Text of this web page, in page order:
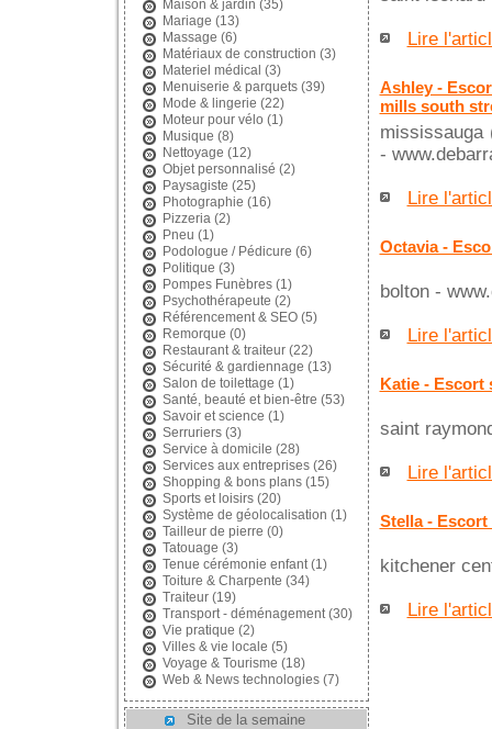
Maison & jardin (35)
Mariage (13)
Massage (6)
Matériaux de construction (3)
Materiel médical (3)
Menuiserie & parquets(39)
Mode & lingerie (22)
Moteur pour vélo (1)
Musique (8)
Nettoyage (12)
Objet personnalisé (2)
Paysagiste (25)
Photographie (16)
Pizzeria (2)
Pneu (1)
Podologue / Pédicure (6)
Politique (3)
Pompes Funèbres(1)
Psychothérapeute (2)
Référencement & SEO(5)
Remorque (0)
Restaurant & traiteur(22)
Sécurité & gardiennage (13)
Salon de toilettage (1)
Santé, beauté et bien-être (53)
Savoir et science (1)
Serruriers(3)
Service à domicile (28)
Services aux entreprises(26)
Shopping & bons plans(15)
Sports et loisirs(20)
Système de géolocalisation (1)
Tailleur de pierre (0)
Tatouage (3)
Tenue cérémonie enfant(1)
Toiture & Charpente (34)
Traiteur(19)
Transport - déménagement(30)
Vie pratique (2)
Villes & vie locale (5)
Voyage & Tourisme (18)
Web & News technologies(7)
Site de la semaine
Lire
Ashley -
mills south
mississauga
-
Lire
Octavia -
bolton -
Lire
Katie - Escort
saint
Lire
Stella -
kitchener
Lire